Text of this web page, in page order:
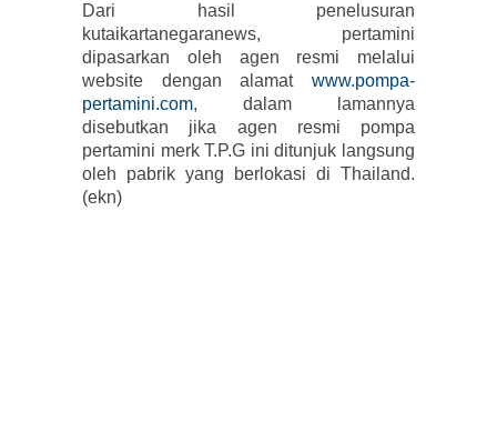
Dari hasil penelusuran
kutaikartanegaranews, pertamini
dipasarkan oleh agen resmi melalui
website dengan alamat www.pompa-
pertamini.com, dalam lamannya
disebutkan jika agen resmi pompa
pertamini merk T.P.G ini ditunjuk langsung
oleh pabrik yang berlokasi di Thailand.
(ekn)